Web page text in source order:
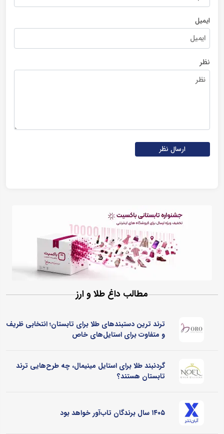
ایمیل
نظر
ارسال نظر
مطالب داغ طلا و ارز
ترند ترین دستبندهای طلا برای تابستان؛ انتخابی ظریف
و متفاوت برای استایل‌های خاص
گردنبند طلا برای استایل مینیمال، چه طرح‌هایی ترند
تابستان هستند؟
۱۴۰۵ سال برندگان تاب‌آور خواهد بود